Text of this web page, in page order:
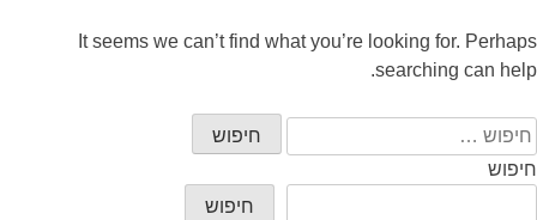
It seems we can’t find what you’re looking for. Perhaps
searching can help.
חיפוש:
חיפוש
חיפוש